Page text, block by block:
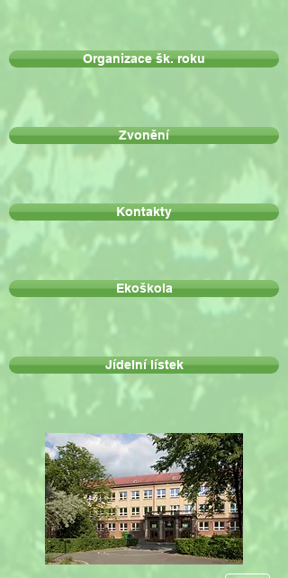
Organizace šk. roku
Zvonění
Kontakty
Ekoškola
Jídelní lístek